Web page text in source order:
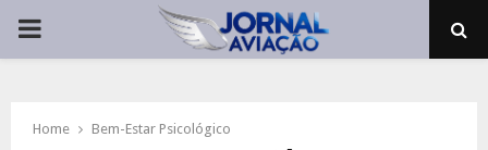
PRIMARY
Home Bem-Estar Psicológico